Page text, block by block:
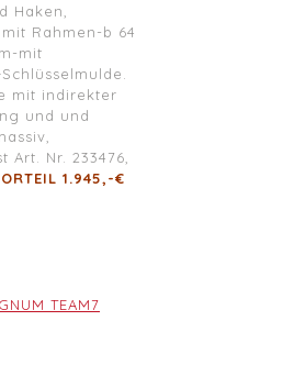
Haken,
Rahmen-b 64
mit
mit indirekter
und und
Nr. 233476,
1.945,-€